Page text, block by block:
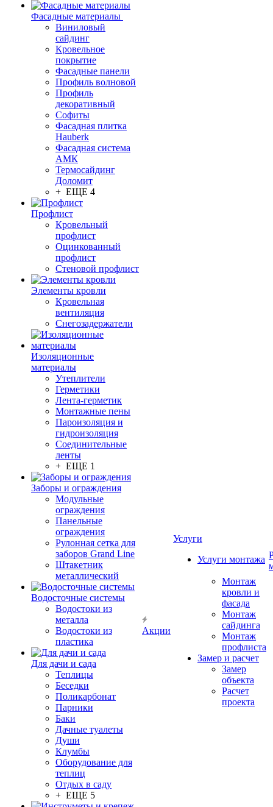
Фасадные материалы
Виниловый
сайдинг
Кровельное
покрытие
Фасадные панели
Профиль волновой
Профиль
декоративный
Софиты
Фасадная плитка
Hauberk
Фасадная система
АМК
Термосайдинг
Доломит
+ ЕЩЕ 4
Профлист
Кровельный
профлист
Оцинкованный
профлист
Стеновой профлист
Элементы кровли
Кровельная
вентиляция
Снегозадержатели
Изоляционные
материалы
Утеплители
Герметики
Лента-герметик
Монтажные пены
Пароизоляция и
гидроизоляция
Соединительные
ленты
+ ЕЩЕ 1
Заборы и ограждения
Модульные
ограждения
Панельные
ограждения
Рулонная сетка для
заборов Grand Line
Штакетник
металлический
Водосточные системы
Водостоки из
металла
Водостоки из
пластика
Для дачи и сада
Теплицы
Беседки
Поликарбонат
Парники
Баки
Дачные туалеты
Души
Клумбы
Оборудование для
теплиц
Отдых в саду
+ ЕЩЕ 5
Акции
Услуги
Услуги монтажа
Монтаж
кровли и
фасада
Монтаж
сайдинга
Монтаж
профлиста
Замер и расчет
Замер
объекта
Расчет
проекта